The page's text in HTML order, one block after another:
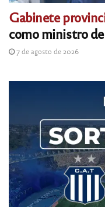
Gabinete
como ministro
7 de agosto de 2026